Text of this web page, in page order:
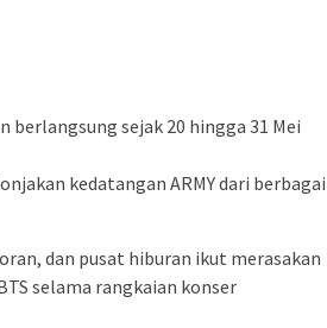
sejak 20 hingga 31 Mei
kedatangan ARMY dari berbagai
dan pusat hiburan ikut merasakan
selama rangkaian konser